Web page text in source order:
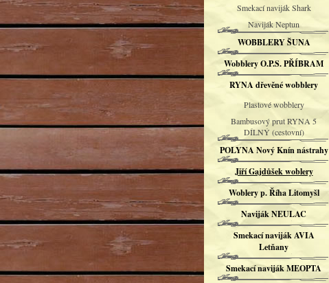
Smekací naviják Shark
Naviják Neptun
WOBBLERY ŠUNA
Wobblery O.P.S. PŘÍBRAM
RYNA dřevěné wobblery
Plastové wobblery
Bambusový prut RYNA 5
DÍLNÝ (cestovní)
POLYNA Nový Knín nástrahy
Jiří Gajdůšek woblery
Woblery p. Říha Litomyšl
Naviják NEULAC
Smekací naviják AVIA
Letňany
Smekací naviják MEOPTA